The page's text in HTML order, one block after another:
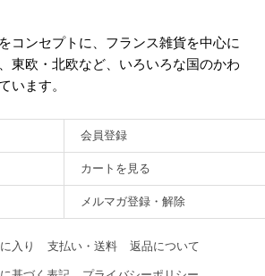
コンセプトに、フランス雑貨を中心に
東欧・北欧など、いろいろな国のかわ
います。
会員登録
カートを見る
メルマガ登録・解除
入り 支払い・送料 返品について